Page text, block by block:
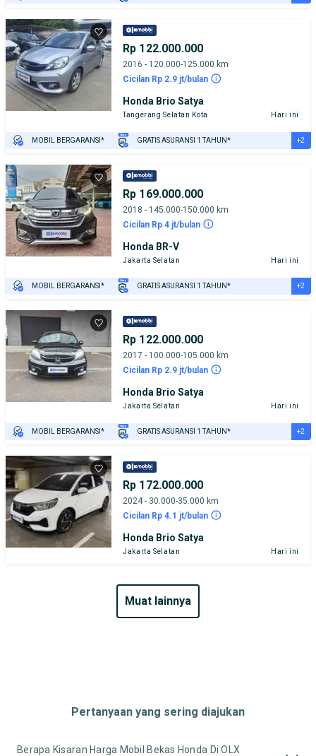
Rp 122.000.000
2016 - 120.000-125.000 km
Cicilan Rp 2.9 jt/bulan
Honda Brio Satya
Tangerang Selatan Kota Hari ini
MOBIL BERGARANSI* GRATIS ASURANSI 1 TAHUN* +2
Rp 169.000.000
2018 - 145.000-150.000 km
Cicilan Rp 4 jt/bulan
Honda BR-V
Jakarta Selatan Hari ini
MOBIL BERGARANSI* GRATIS ASURANSI 1 TAHUN* +2
Rp 122.000.000
2017 - 100.000-105.000 km
Cicilan Rp 2.9 jt/bulan
Honda Brio Satya
Jakarta Selatan Hari ini
MOBIL BERGARANSI* GRATIS ASURANSI 1 TAHUN* +2
Rp 172.000.000
2024 - 30.000-35.000 km
Cicilan Rp 4.1 jt/bulan
Honda Brio Satya
Jakarta Selatan Hari ini
muat lainnya
Pertanyaan yang sering diajukan
Berapa Kisaran Harga Mobil Bekas Honda Di OLX